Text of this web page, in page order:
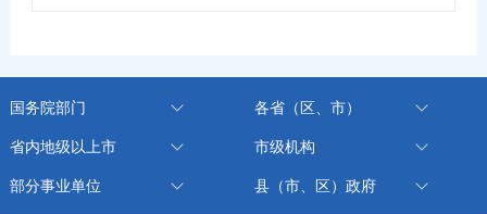
国务院部门 各省（区、市）
省内地级以上市 市级机构
部分事业单位 县（市、区）政府